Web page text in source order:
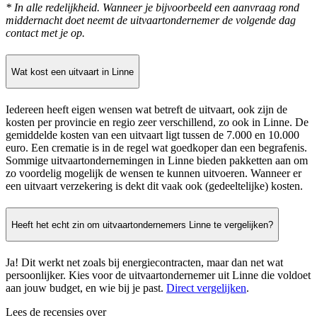
* In alle redelijkheid. Wanneer je bijvoorbeeld een aanvraag rond
middernacht doet neemt de uitvaartondernemer de volgende dag
contact met je op.
Wat kost een uitvaart in Linne
Iedereen heeft eigen wensen wat betreft de uitvaart, ook zijn de
kosten per provincie en regio zeer verschillend, zo ook in Linne. De
gemiddelde kosten van een uitvaart ligt tussen de 7.000 en 10.000
euro. Een crematie is in de regel wat goedkoper dan een begrafenis.
Sommige uitvaartondernemingen in Linne bieden pakketten aan om
zo voordelig mogelijk de wensen te kunnen uitvoeren. Wanneer er
een uitvaart verzekering is dekt dit vaak ook (gedeeltelijke) kosten.
Heeft het echt zin om uitvaartondernemers Linne te vergelijken?
Ja! Dit werkt net zoals bij energiecontracten, maar dan net wat
persoonlijker. Kies voor de uitvaartondernemer uit Linne die voldoet
aan jouw budget, en wie bij je past. Direct vergelijken.
Lees de recensies over